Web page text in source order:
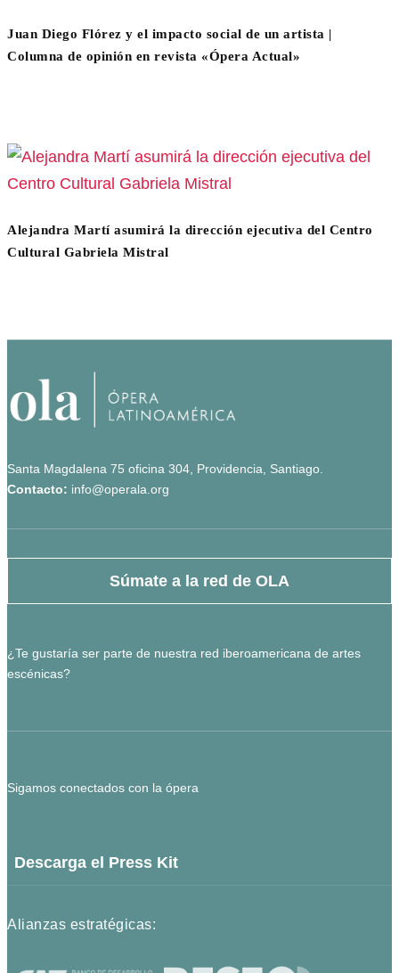
Juan Diego Flórez y el impacto social de un artista |
Columna de opinión en revista «Ópera Actual»
Alejandra Martí asumirá la dirección ejecutiva del Centro
Cultural Gabriela Mistral
Santa Magdalena 75 oficina 304, Providencia, Santiago.
Contacto: info@operala.org
Súmate a la red de OLA
¿Te gustaría ser parte de nuestra red iberoamericana de artes
escénicas?
Sigamos conectados con la ópera
Descarga el Press Kit
Alianzas estratégicas: